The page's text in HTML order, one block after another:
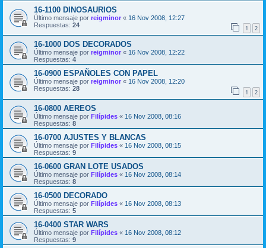
16-1100 DINOSAURIOS
Último mensaje por reigminor « 16 Nov 2008, 12:27
Respuestas: 24 1 2
16-1000 DOS DECORADOS
Último mensaje por reigminor « 16 Nov 2008, 12:22
Respuestas: 4
16-0900 ESPAÑOLES CON PAPEL
Último mensaje por reigminor « 16 Nov 2008, 12:20
Respuestas: 28 1 2
16-0800 AEREOS
Último mensaje por Filípides « 16 Nov 2008, 08:16
Respuestas: 8
16-0700 AJUSTES Y BLANCAS
Último mensaje por Filípides « 16 Nov 2008, 08:15
Respuestas: 9
16-0600 GRAN LOTE USADOS
Último mensaje por Filípides « 16 Nov 2008, 08:14
Respuestas: 8
16-0500 DECORADO
Último mensaje por Filípides « 16 Nov 2008, 08:13
Respuestas: 5
16-0400 STAR WARS
Último mensaje por Filípides « 16 Nov 2008, 08:12
Respuestas: 9